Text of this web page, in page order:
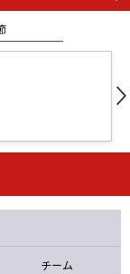
石人の星
チーム